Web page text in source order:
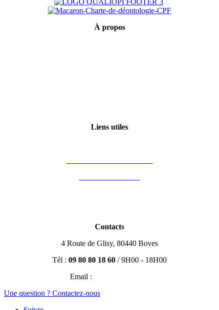
À propos
Liens utiles
Contacts
4 Route de Glisy, 80440 Boves
Tél : 09 80 80 18 60 / 9H00 - 18H00
Email :
Une question ? Contactez-nous